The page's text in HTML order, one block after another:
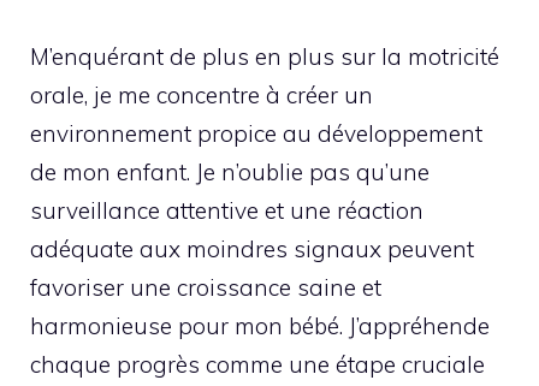
M’enquérant de plus en plus sur la motricité
orale, je me concentre à créer un
environnement propice au développement
de mon enfant. Je n’oublie pas qu’une
surveillance attentive et une réaction
adéquate aux moindres signaux peuvent
favoriser une croissance saine et
harmonieuse pour mon bébé. J’appréhende
chaque progrès comme une étape cruciale